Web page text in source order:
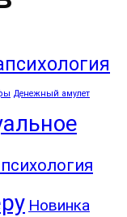
Денежный амулет
Новинка